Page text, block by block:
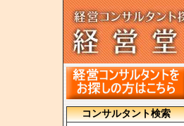
コンサルタント検索